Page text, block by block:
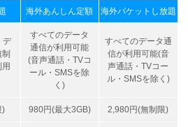
海外あんしん定額 海外パケットし放題
デ
すべてのデータ
通信が利用可能
(音声通話・TVコ
ール・SMSを除
く)
すべてのデータ通
信が利用可能(音
声通話・TVコー
ル・SMSを除く)
) 980円(最大3GB) 2,980円(無制限)